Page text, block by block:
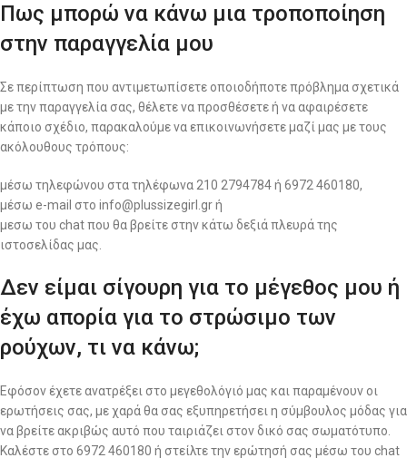
Πως μπορώ να κάνω μια τροποποίηση
στην παραγγελία μου
Σε περίπτωση που αντιμετωπίσετε οποιοδήποτε πρόβλημα σχετικά
με την παραγγελία σας, θέλετε να προσθέσετε ή να αφαιρέσετε
κάποιο σχέδιο, παρακαλούμε να επικοινωνήσετε μαζί μας με τους
ακόλουθους τρόπους:
μέσω τηλεφώνου στα τηλέφωνα 210 2794784 ή 6972 460180,
μέσω e-mail στο info@plussizegirl.gr ή
μεσω του chat που θα βρείτε στην κάτω δεξιά πλευρά της
ιστοσελίδας μας.
Δεν είμαι σίγουρη για το μέγεθος μου ή
έχω απορία για το στρώσιμο των
ρούχων, τι να κάνω;
Εφόσον έχετε ανατρέξει στο μεγεθολόγιό μας και παραμένουν οι
ερωτήσεις σας, με χαρά θα σας εξυπηρετήσει η σύμβουλος μόδας για
να βρείτε ακριβώς αυτό που ταιριάζει στον δικό σας σωματότυπο.
Καλέστε στο 6972 460180 ή στείλτε την ερώτησή σας μέσω του chat